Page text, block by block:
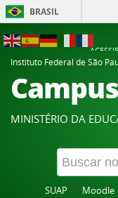
BRASIL
Instituto Federal de São
MINISTÉRIO DA
SUAP Moodle